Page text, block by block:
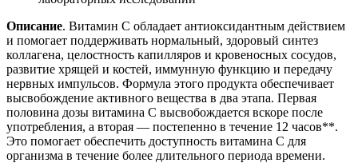
Описание. Витамин C обладает антиоксидантным действием
и помогает поддерживать нормальный, здоровый синтез
коллагена, целостность капилляров и кровеносных сосудов,
развитие хрящей и костей, иммунную функцию и передачу
нервных импульсов. Формула этого продукта обеспечивает
высвобождение активного вещества в два этапа. Первая
половина дозы витамина C высвобождается вскоре после
употребления, а вторая — постепенно в течение 12 часов**.
Это помогает обеспечить доступность витамина C для
организма в течение более длительного периода времени.